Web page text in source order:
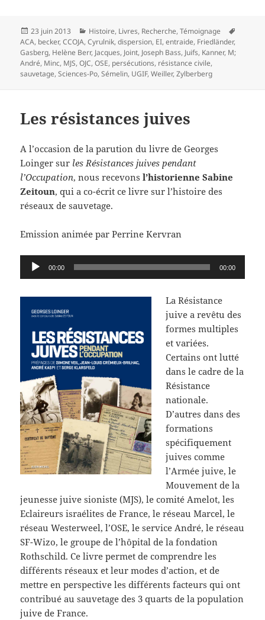
Publié
le
23 juin 2013 Catégories
Histoire, Livres, Recherche,Témoignage
ACA, becker,CCOJA,Cyrulnik,dispersion, EI,entraide, Friedländer,
Gasberg, Helène Berr, Jacques, Joint, Joseph Bass, Juifs, Kanner, M;
André, Minc, MJS,OJC,OSE, persécutions, résistance civile,
sauvetage,Sciences-Po,Sémelin, UGIF,Weiller,Zylberberg
Les résistances juives
A l’occasion de la parution du livre de Georges
Loinger sur les Résistances juives pendant
l’Occupation, nous recevonsl’historienne Sabine
Zeitoun, qui a co-écrit ce livre sur l’histoire des
réseaux de sauvetage.
Emission animée par Perrine Kervran
Lecteur
audio
00:00 00:00
La Résistance
juive a revêtu des
formes multiples
et variées.
Certains ont lutté
dans le cadre de la
Résistance
nationale.
D’autres dans des
formations
spécifiquement
juives comme
l’Armée juive, le
Mouvement de la
jeunesse juive sioniste (MJS), le comité Amelot, les
Eclaireurs israélites de France, le réseau Marcel, le
réseau Westerweel, l’OSE, le service André, le réseau
SF-Wizo, le groupe de l’hôpital de la fondation
Rothschild. Ce livre permet de comprendre les
différents réseaux et leur modes d’action, et de
mettre en perspective les différents facteurs qui ont
contribué au sauvetage des 3 quarts de la population
juive de France.